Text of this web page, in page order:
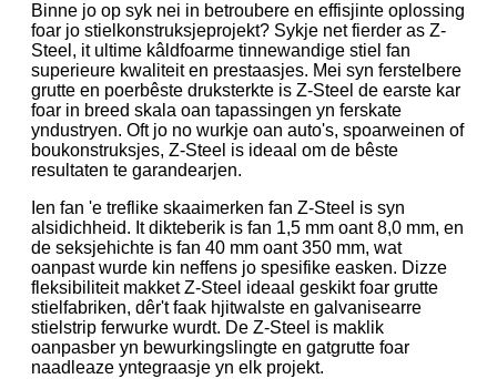
Binne jo op syk nei in betroubere en effisjinte oplossing
foar jo stielkonstruksjeprojekt? Sykje net fierder as Z-
Steel, it ultime kâldfoarme tinnewandige stiel fan
superieure kwaliteit en prestaasjes. Mei syn ferstelbere
grutte en poerbêste druksterkte is Z-Steel de earste kar
foar in breed skala oan tapassingen yn ferskate
yndustryen. Oft jo no wurkje oan auto's, spoarweinen of
boukonstruksjes, Z-Steel is ideaal om de bêste
resultaten te garandearjen.
Ien fan 'e treflike skaaimerken fan Z-Steel is syn
alsidichheid. It dikteberik is fan 1,5 mm oant 8,0 mm, en
de seksjehichte is fan 40 mm oant 350 mm, wat
oanpast wurde kin neffens jo spesifike easken. Dizze
fleksibiliteit makket Z-Steel ideaal geskikt foar grutte
stielfabriken, dêr't faak hjitwalste en galvanisearre
stielstrip ferwurke wurdt. De Z-Steel is maklik
oanpasber yn bewurkingslingte en gatgrutte foar
naadleaze yntegraasje yn elk projekt.